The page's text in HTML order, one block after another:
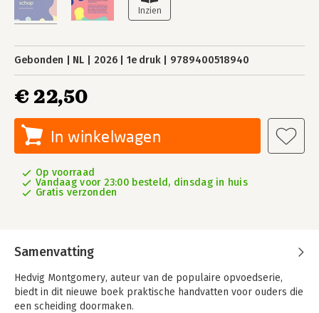
Gebonden NL 2026 1e druk 9789400518940
€ 22,50
In winkelwagen
Op voorraad
Vandaag voor 23:00 besteld, dinsdag in huis
Gratis verzonden
Samenvatting
Hedvig Montgomery, auteur van de populaire opvoedserie,
biedt in dit nieuwe boek praktische handvatten voor ouders die
een scheiding doormaken.